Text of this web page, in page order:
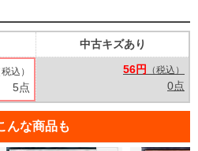
税込）
5点
中古キズあり
56円
（税込）
0点
んな商品も